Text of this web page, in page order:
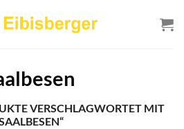
VERSCHLAGWORTET MIT